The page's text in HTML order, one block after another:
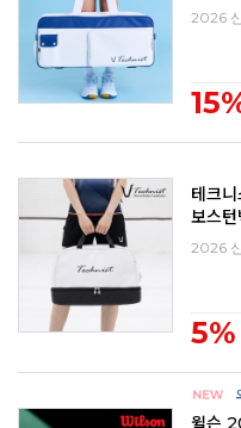
2026
테크
보스
2026
5%
윌슨